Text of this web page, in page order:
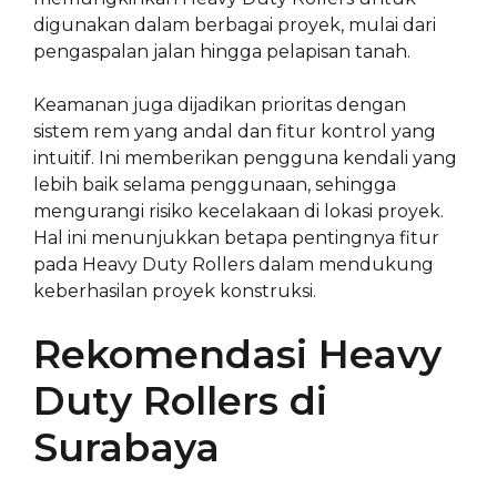
digunakan dalam berbagai proyek, mulai dari
pengaspalan jalan hingga pelapisan tanah.
Keamanan juga dijadikan prioritas dengan
sistem rem yang andal dan fitur kontrol yang
intuitif. Ini memberikan pengguna kendali yang
lebih baik selama penggunaan, sehingga
mengurangi risiko kecelakaan di lokasi proyek.
Hal ini menunjukkan betapa pentingnya fitur
pada Heavy Duty Rollers dalam mendukung
keberhasilan proyek konstruksi.
Rekomendasi Heavy
Duty Rollers di
Surabaya